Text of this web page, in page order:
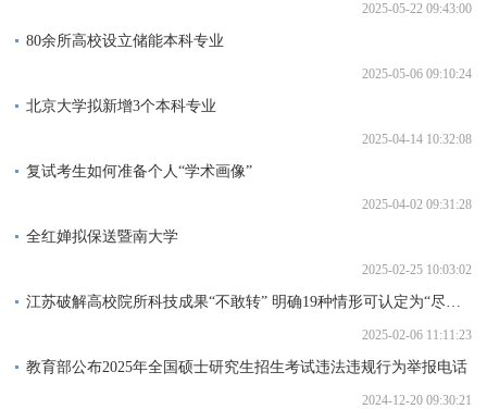
2025-05-22 09:43:00
80余所高校设立储能本科专业
2025-05-06 09:10:24
北京大学拟新增3个本科专业
2025-04-14 10:32:08
复试考生如何准备个人“学术画像”
2025-04-02 09:31:28
全红婵拟保送暨南大学
2025-02-25 10:03:02
江苏破解高校院所科技成果“不敢转” 明确19种情形可认定为“尽职免责”
2025-02-06 11:11:23
教育部公布2025年全国硕士研究生招生考试违法违规行为举报电话
2024-12-20 09:30:21